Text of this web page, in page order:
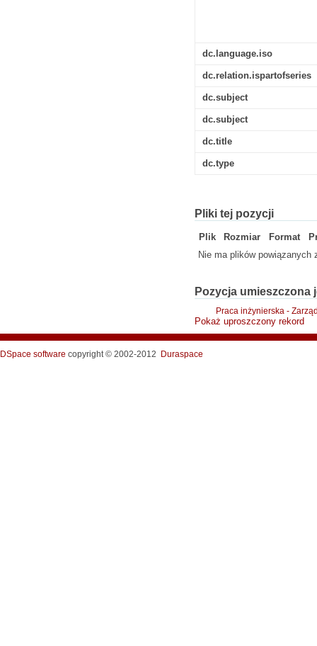
dc.language.iso
dc.relation.ispartofseries
dc.subject
dc.subject
dc.title
dc.type
Pliki tej pozycji
Plik Rozmiar Format
Nie ma plików powiązanych
Pozycja
Praca inżynierska -
Pokaż uproszczony rekord
DSpace software copyright © 2002-2012 Duraspace